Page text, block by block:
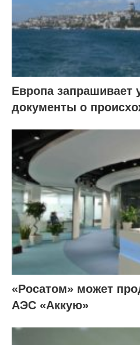
Европа запрашивает
документы о
«Росатом» может
АЭС «Аккую»